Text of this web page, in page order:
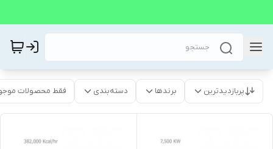
پربازدیدترین برندها دسته‌بندی فقط محصولات